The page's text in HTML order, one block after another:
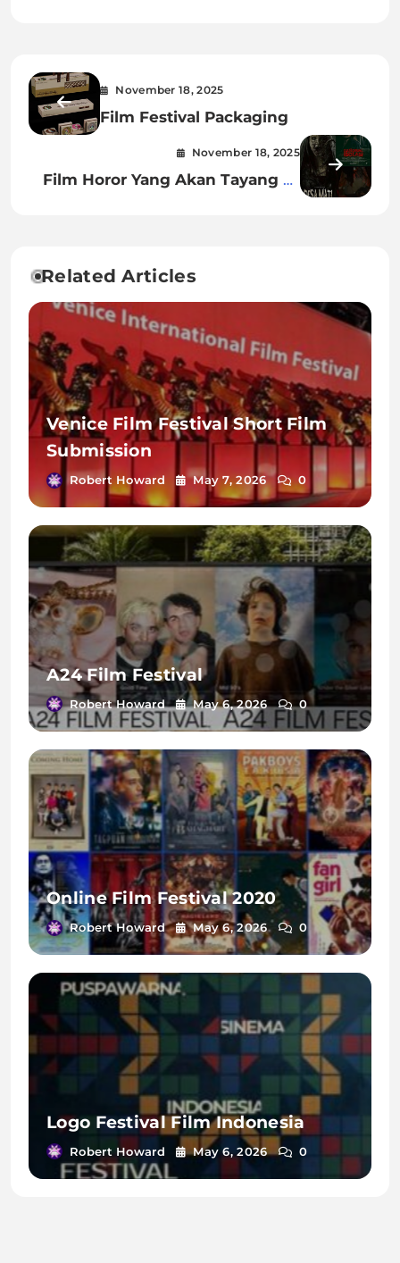
November 18, 2025
Film Festival Packaging
November 18, 2025
Film Horor Yang Akan Tayang Di
Related Articles
Venice Film Festival Short Film
Submission
Robert Howard May 7, 2026 0
A24 Film Festival
Robert Howard May 6, 2026 0
Online Film Festival 2020
Robert Howard May 6, 2026 0
Logo Festival Film Indonesia
Robert Howard May 6, 2026 0